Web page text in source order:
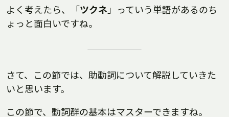
よく考えたら、「 ツクネ 」っていう単語があるのち
ょっと面白いですね。
さて、この節では、助動詞について解説していきた
いと思います。
この節で、動詞群の基本はマスターできますね。